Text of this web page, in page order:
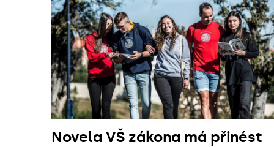
Novela VŠ zákona má přinést